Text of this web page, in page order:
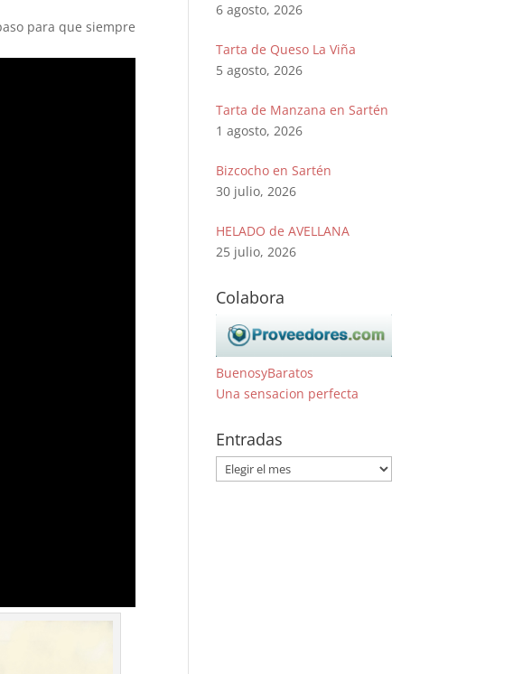
para que siempre
6 agosto, 2026
Tarta de Queso La Viña
5 agosto, 2026
Tarta de Manzana en Sartén
1 agosto, 2026
Bizcocho en Sartén
30 julio, 2026
HELADO de AVELLANA
25 julio, 2026
Colabora
BuenosyBaratos
Una sensacion perfecta
Entradas
Entradas